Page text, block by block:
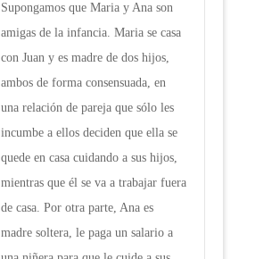
Supongamos que Maria y Ana son
amigas de la infancia. Maria se casa
con Juan y es madre de dos hijos,
ambos de forma consensuada, en
una relación de pareja que sólo les
incumbe a ellos deciden que ella se
quede en casa cuidando a sus hijos,
mientras que él se va a trabajar fuera
de casa. Por otra parte, Ana es
madre soltera, le paga un salario a